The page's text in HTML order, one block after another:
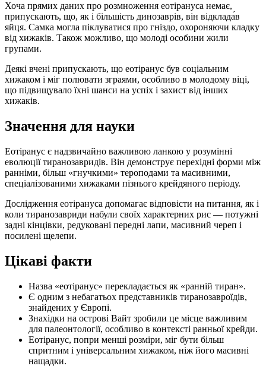
Хоча прямих даних про розмноження еотірануса немає,
припускають, що, як і більшість динозаврів, він відклада́в
яйця. Самка могла піклуватися про гніздо, охороняючи кладку
від хижаків. Також можливо, що молоді особини жили
групами.
Деякі вчені припускають, що еотіранус був соціальним
хижаком і міг полювати зграями, особливо в молодому віці,
що підвищувало їхні шанси на успіх і захист від інших
хижаків.
Значення для науки
Еотіранус є надзвичайно важливою ланкою у розумінні
еволюції тиранозавридів. Він демонструє перехідні форми між
ранніми, більш «гнучкими» тероподами та масивними,
спеціалізованими хижаками пізнього крейдяного періоду.
Дослідження еотірануса допомагає відповісти на питання, як і
коли тиранозавриди набули своїх характерних рис — потужні
задні кінцівки, редуковані передні лапи, масивний череп і
посилені щелепи.
Цікаві факти
Назва «еотіранус» перекладається як «ранній тиран».
Є одним з небагатьох представників тиранозавроїдів,
знайдених у Європі.
Знахідки на острові Вайт зробили це місце важливим
для палеонтології, особливо в контексті ранньої крейди.
Еотіранус, попри менші розміри, міг бути більш
спритним і універсальним хижаком, ніж його масивні
нащадки.